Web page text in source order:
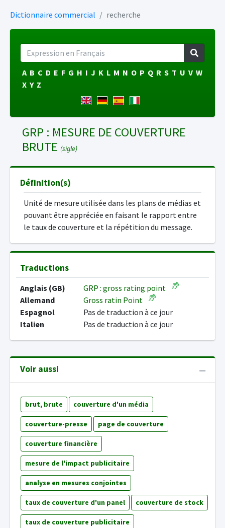
Dictionnaire commercial recherche
A B C D E F G H I J K L M N O P Q R S T U V W
X Y Z
GRP : MESURE DE COUVERTURE
BRUTE (sigle)
Définition(s)
Unité de mesure utilisée dans les plans de médias et
pouvant être appréciée en faisant le rapport entre
le taux de couverture et la répétition du message.
Traductions
Anglais (GB)
GRP : gross rating point
Allemand
Gross ratin Point
Espagnol
Pas de traduction à ce jour
Italien
Pas de traduction à ce jour
Voir aussi
brut, brute couverture d'un média
couverture-presse page de couverture
couverture financière
mesure de l'impact publicitaire
analyse en mesures conjointes
taux de couverture d'un panel couverture de stock
taux de couverture publicitaire